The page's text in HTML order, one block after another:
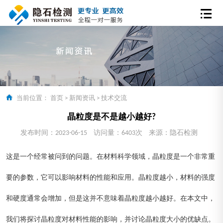
当前位置： 首页 > 新闻资讯 > 技术交流
晶粒度是不是越小越好?
发布时间：2023-06-15 访问量：6403次 来源：隐石检测
这是一个经常被问到的问题。在材料科学领域，晶粒度是一个非常重
要的参数，它可以影响材料的性能和应用。晶粒度越小，材料的强度
和硬度通常会增加，但是这并不意味着晶粒度越小越好。在本文中，
我们将探讨晶粒度对材料性能的影响，并讨论晶粒度大小的优缺点。